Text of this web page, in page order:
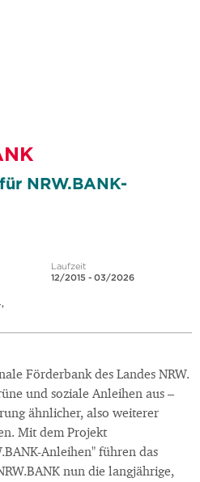
NRW.BANK-
Laufzeit
12/2015 - 03/2026
Förderbank des Landes NRW.
und soziale Anleihen aus –
ähnlicher, also weiterer
Mit dem Projekt
Anleihen" führen das
nun die langjährige,